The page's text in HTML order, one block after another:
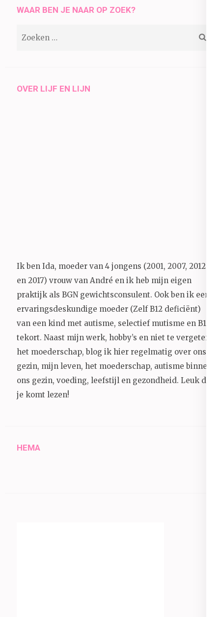
WAAR BEN JE NAAR OP ZOEK?
OVER LIJF EN LIJN
Ik ben Ida, moeder van 4 jongens (2001, 2007, 2012
en 2017) vrouw van André en ik heb mijn eigen
praktijk als BGN gewichtsconsulent. Ook ben ik een
ervaringsdeskundige moeder (Zelf B12 deficiënt)
van een kind met autisme, selectief mutisme en B12
tekort. Naast mijn werk, hobby’s en niet te vergeten
het moederschap, blog ik hier regelmatig over ons
gezin, mijn leven, het moederschap, autisme binnen
ons gezin, voeding, leefstijl en gezondheid. Leuk dat
je komt lezen!
HEMA